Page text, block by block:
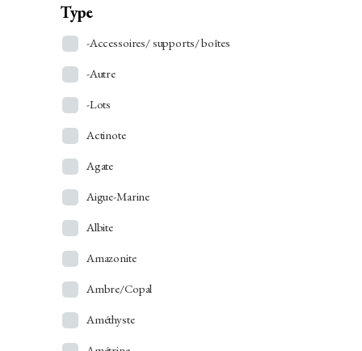
Type
-Accessoires/ supports/ boîtes
-Autre
-Lots
Actinote
Agate
Aigue-Marine
Albite
Amazonite
Ambre/Copal
Améthyste